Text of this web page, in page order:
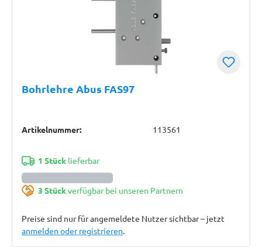
Bohrlehre Abus FAS97
Artikelnummer: 113561
1 Stücklieferbar
3 Stückverfügbar bei unseren Partnern
Preise sind nur für angemeldete Nutzer sichtbar – jetzt
anmelden oder registrieren.